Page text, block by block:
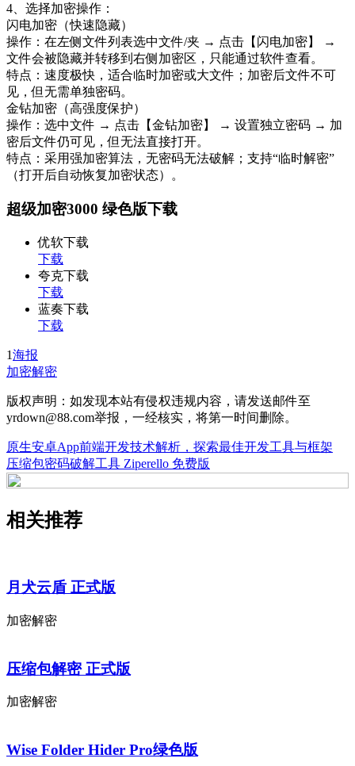
4、选择加密操作：
闪电加密（快速隐藏）
操作：在左侧文件列表选中文件/夹 → 点击【闪电加密】 →
文件会被隐藏并转移到右侧加密区，只能通过软件查看。
特点：速度极快，适合临时加密或大文件；加密后文件不可
见，但无需单独密码。
金钻加密（高强度保护）
操作：选中文件 → 点击【金钻加密】 → 设置独立密码 → 加
密后文件仍可见，但无法直接打开。
特点：采用强加密算法，无密码无法破解；支持“临时解密”
（打开后自动恢复加密状态）。
超级加密3000 绿色版下载
优软下载
下载
夸克下载
下载
蓝奏下载
下载
1海报
加密解密
版权声明：如发现本站有侵权违规内容，请发送邮件至
yrdown@88.com举报，一经核实，将第一时间删除。
原生安卓App前端开发技术解析，探索最佳开发工具与框架
压缩包密码破解工具 Ziperello 免费版
相关推荐
月犬云盾 正式版
加密解密
压缩包解密 正式版
加密解密
Wise Folder Hider Pro绿色版